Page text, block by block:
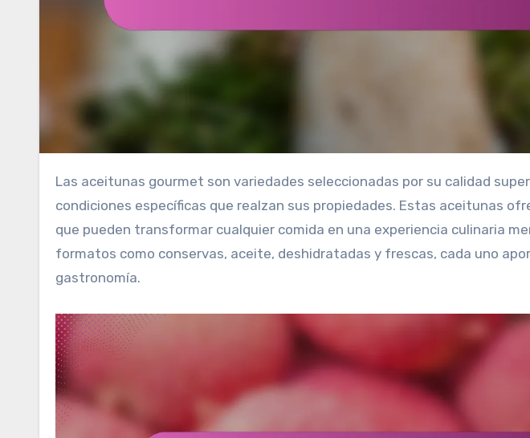
Las aceitunas gourmet son variedades seleccionadas por su calidad superior y sabor distintivo, cultivadas en
condiciones específicas que realzan sus propiedades. Estas aceitunas
que pueden transformar cualquier comida en una experiencia culinaria
formatos como conservas, aceite, deshidratadas y frescas, cada uno
gastronomía.